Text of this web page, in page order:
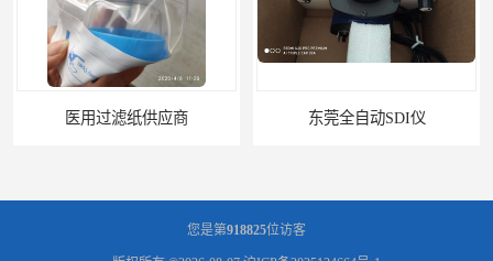
东莞全自动SDI仪 石家庄污染指数SDI仪
您是第918825位访客